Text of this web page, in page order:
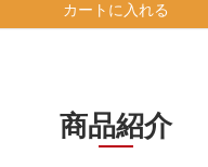
カートに入れる
商品紹介